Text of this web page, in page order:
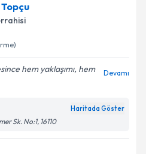
e-posta ile
kişisel verilerimin belirtilen
kabul ediyorum.
hem yaklaşımı, hem
Devamı
Haritada Göster
Sk. No:1, 16110